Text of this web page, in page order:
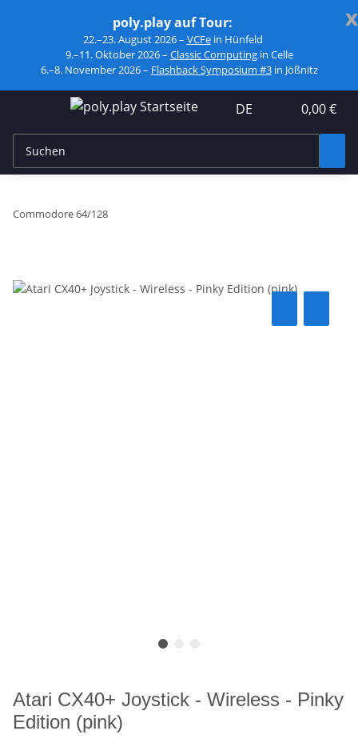
x
poly.play auf Tour:
22.–23. August 2026 – VCFein Hünfeld
9.–11. Oktober 2026 – Classic Computingin Celle
6.–8. November 2026 – Flashback Symposium #3in Jößnitz
DE 0,00 €
Commodore 64/128
Atari CX40+ Joystick - Wireless - Pinky
Edition (pink)